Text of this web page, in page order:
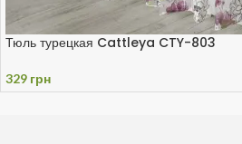
Тюль турецкая Cattleya CTY-803
329 грн